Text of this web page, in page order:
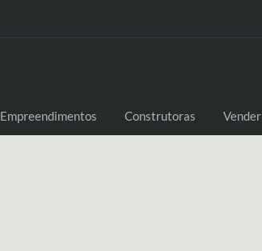
Empreendimentos Construtoras Vender